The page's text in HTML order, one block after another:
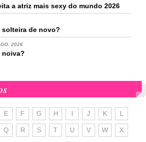
a atriz mais sexy do mundo 2026
de novo?
2026
noiva?
E F G H I J K L
Q R S T U V W X